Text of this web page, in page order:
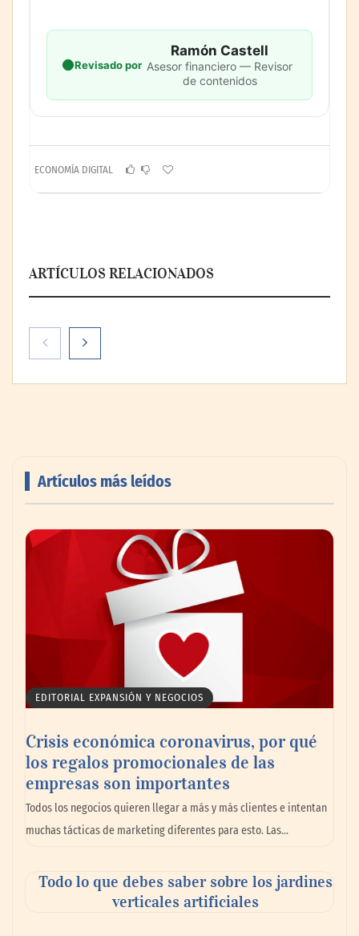
Revisado por
Ramón Castell
Asesor financiero — Revisor
de contenidos
ECONOMÍA DIGITAL
ARTÍCULOS RELACIONADOS
El voto del público será decisivo para
elegir a los ganadores del X Concurso de
Talentos Martiko bate récord de
participación y anuncia a los cinco
finalistas de su VII edición
Goo! Lavanderías: el modelo que
revoluciona la colada inteligente junto a
Artículos más leídos
EDITORIAL EXPANSIÓN Y NEGOCIOS
Crisis económica coronavirus, por qué
los regalos promocionales de las
empresas son importantes
Todos los negocios quieren llegar a más y más clientes e intentan
muchas tácticas de marketing diferentes para esto. Las…
Todo lo que debes saber sobre los jardines
verticales artificiales